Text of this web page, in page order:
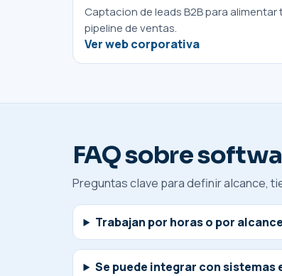
Captacion de leads B2B para alimentar
pipeline de ventas.
Ver web corporativa
FAQ sobre
Preguntas clave para definir alcance,
Trabajan por horas o por
Se puede integrar con sistemas